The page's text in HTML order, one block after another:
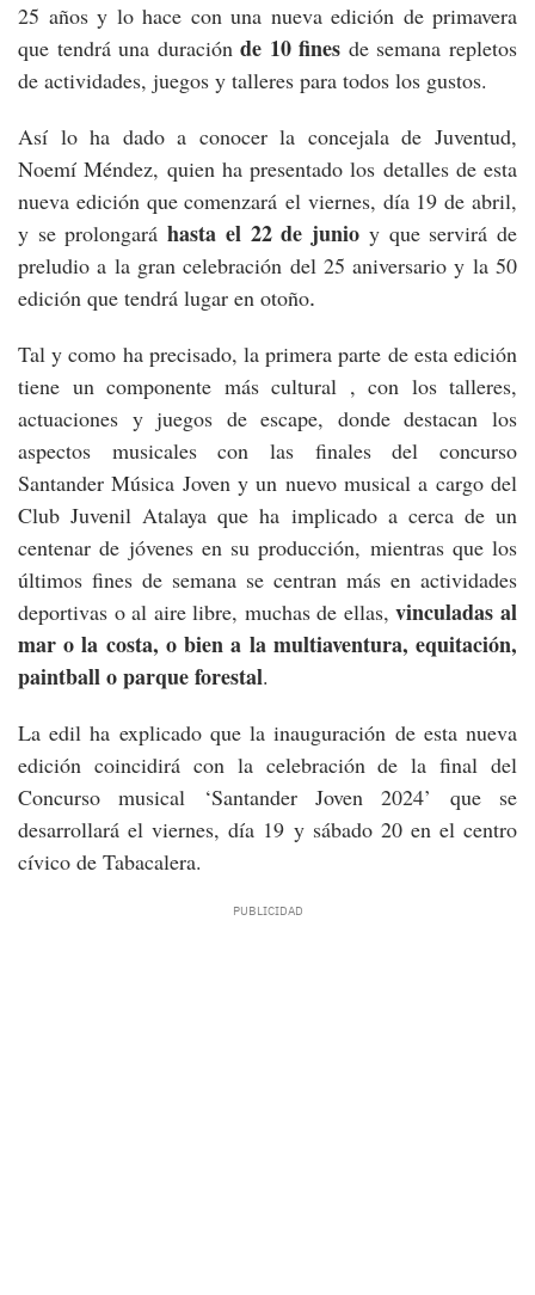
25 años y lo hace con una nueva edición de primavera
que tendrá una duraciónde 10 fines de semana repletos
de actividades, juegos y talleres para todos los gustos.
Así lo ha dado a conocer la concejala de Juventud,
Noemí Méndez, quien ha presentado los detalles de esta
nueva edición que comenzará el viernes, día 19 de abril,
y se prolongará hasta el 22 de junio y que servirá de
preludio a la gran celebración del 25 aniversario y la 50
edición que tendrá lugar en otoño.
Tal y como ha precisado, la primera parte de esta edición
tiene un componente más cultural , con los talleres,
actuaciones y juegos de escape, donde destacan los
aspectos musicales con las finales del concurso
Santander Música Joven y un nuevo musical a cargo del
Club Juvenil Atalaya que ha implicado a cerca de un
centenar de jóvenes en su producción, mientras que los
últimos fines de semana se centran más en actividades
deportivas o al aire libre, muchas de ellas,vinculadas al
mar o la costa, o bien a la multiaventura, equitación,
paintball o parque forestal.
La edil ha explicado que la inauguración de esta nueva
edición coincidirá con la celebración de la final del
Concurso musical ‘Santander Joven 2024’ que se
desarrollará el viernes, día 19 y sábado 20 en el centro
cívico de Tabacalera.